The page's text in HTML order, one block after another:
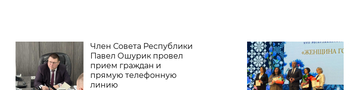
Член Совета Республики
Павел Ошурик провел
прием граждан и
прямую телефонную
линию